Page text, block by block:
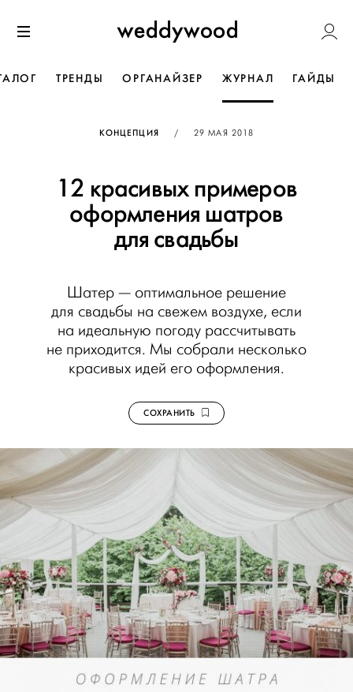
к содержанию
Weddywood
ТРЕНДЫ ОРГАНАЙЗЕР ЖУРНАЛ ГАЙДЫ
КОНЦЕПЦИЯ / ОПУБЛИКОВАНО
29 МАЯ 2018
12 красивых примеров
оформления шатров
для свадьбы
Шатер — оптимальное решение
для свадьбы на свежем воздухе, если
на идеальную погоду рассчитывать
не приходится. Мы собрали несколько
красивых идей его оформления.
СОХРАНИТЬ